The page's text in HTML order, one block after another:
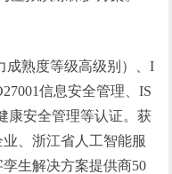
成熟度等级高级别）、I
信息安全管理、IS
康安全管理等认证。获
、浙江省人工智能服
生解决方案提供商50